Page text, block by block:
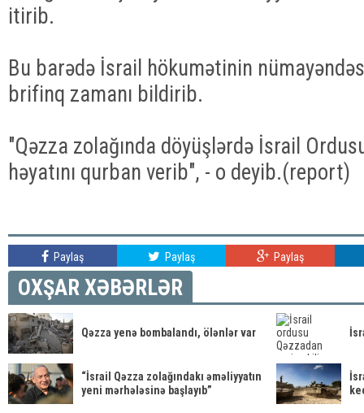
itirib.
Bu barədə İsrail hökumətinin
brifinq zamanı bildirib.
"Qəzza zolağında döyüşlərdə İsrail
həyatını qurban verib", - o deyib.(report)
Paylaş Paylaş Paylaş
OXŞAR XƏBƏRLƏR
Qəzza yenə bombalandı, ölənlər var
“İsrail Qəzza zolağındakı əməliyyatın
yeni mərhələsinə başlayıb”